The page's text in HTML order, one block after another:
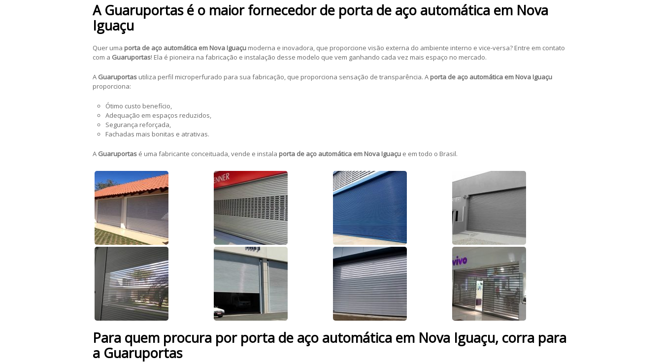
A Guaruportas é o maior fornecedor de porta de aço automática em Nova
Iguaçu
Quer uma porta de aço automática em Nova Iguaçu moderna e inovadora, que proporcione visão externa do ambiente interno e vice-versa? Entre em contato
com a Guaruportas! Ela é pioneira na fabricação e instalação desse modelo que vem ganhando cada vez mais espaço no mercado.
A Guaruportas utiliza perfil microperfurado para sua fabricação, que proporciona sensação de transparência. A porta de aço automática em Nova Iguaçu
proporciona:
Ótimo custo benefício,
Adequação em espaços reduzidos,
Segurança reforçada,
Fachadas mais bonitas e atrativas.
A Guaruportas é uma fabricante conceituada, vende e instala porta de aço automática em Nova Iguaçu e em todo o Brasil.
Para quem procura por porta de aço automática em Nova Iguaçu, corra para
a Guaruportas